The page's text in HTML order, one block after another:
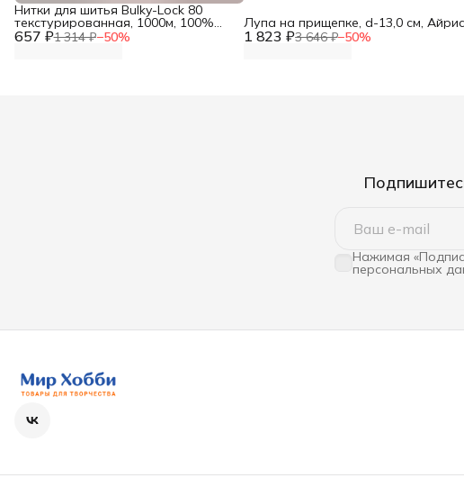
657 ₽1 314 ₽−50%
Нитки для шитья Bulky-Lock 80
текстурированная, 1000м, 100%
полиэстер, Gutermann 1 823 ₽3 646 ₽−50%
Лупа на прищепке, d-13,0 см, Айрис
Нажимая
персональных